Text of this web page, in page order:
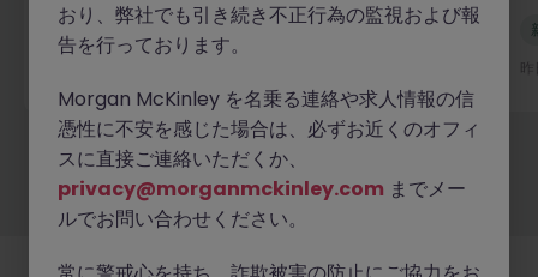
新着
もっと見る
採用企業様新着求人最新トピックス当社について 法務 クッキーの設定
おり、弊社でも引き続き不正行為の監視および報
告を行っております。
Morgan McKinley を名乗る連絡や求人情報の信
憑性に不安を感じた場合は、必ずお近くのオフィ
スに直接ご連絡いただくか、
privacy@morganmckinley.com までメー
ルでお問い合わせください。